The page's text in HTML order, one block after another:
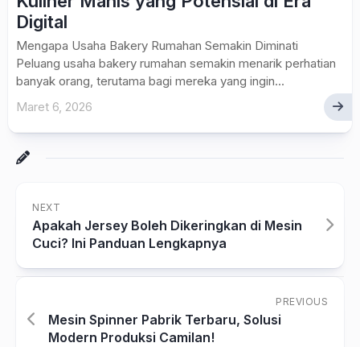
Digital
Mengapa Usaha Bakery Rumahan Semakin Diminati
Peluang usaha bakery rumahan semakin menarik perhatian
banyak orang, terutama bagi mereka yang ingin...
Maret 6, 2026
NEXT
Apakah Jersey Boleh Dikeringkan di Mesin
Cuci? Ini Panduan Lengkapnya
PREVIOUS
Mesin Spinner Pabrik Terbaru, Solusi
Modern Produksi Camilan!